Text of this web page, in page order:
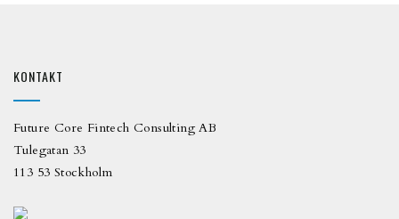
KONTAKT
Future Core Fintech Consulting AB
Tulegatan 33
113 53 Stockholm